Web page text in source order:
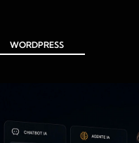
WORDPRESS